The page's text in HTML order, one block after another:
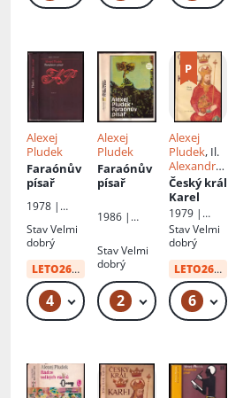
Alexej
Pludek
Faraónův
písař
1978 |
StavVelmi
dobrý
LETO26od: 10 Kč
4 49 Kč – 59 Kč
Alexej
Pludek
Faraónův
písař
1986 |
nský
spisovatel
StavVelmi
dobrý
2 49 Kč
Alexej
Pludek, Il.
Alexandr
Paul
Český král
Karel
1979 |
Panorama
StavVelmi
dobrý
LETO26od:
6